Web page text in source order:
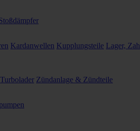
Kardanwellen Kupplungsteile Lager,
Turbolader Zündanlage & Zündteile